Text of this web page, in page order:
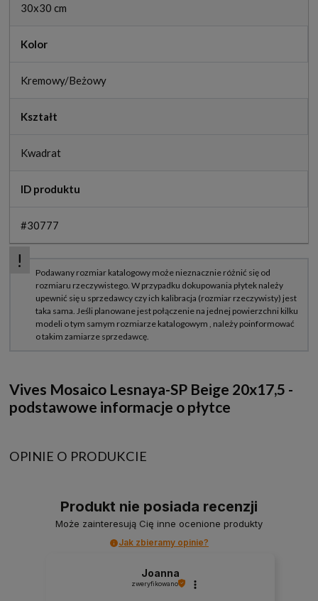
30x30 cm
Kolor
Kremowy/Beżowy
Kształt
Kwadrat
ID produktu
#30777
Vives Mosaico Lesnaya-SP Beige 20x17,5 -
podstawowe informacje o płytce
OPINIE O PRODUKCIE
Produkt nie posiada recenzji
Może zainteresują Cię inne ocenione produkty
Jak zbieramy opinie?
Joanna
zweryfikowano